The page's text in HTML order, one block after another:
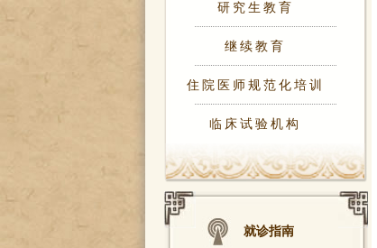
研究生教育
继续教育
住院医师规范化培训
临床试验机构
就诊指南